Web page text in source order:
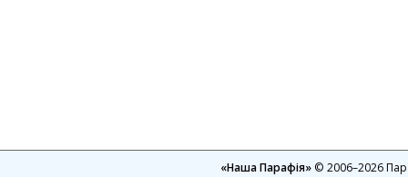
«Наша Парафія»© 2006–2026